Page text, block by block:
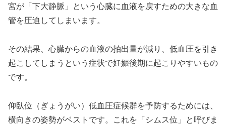
宮が「下大静脈」という心臓に血液を戻すための大きな血
管を圧迫してしまいます。
その結果、心臓からの血液の拍出量が減り、低血圧を引き
起こしてしまうという症状で妊娠後期に起こりやすいもの
です。
仰臥位（ぎょうがい）低血圧症候群を予防するためには、
横向きの姿勢がベストです。これを「シムス位」と呼びま